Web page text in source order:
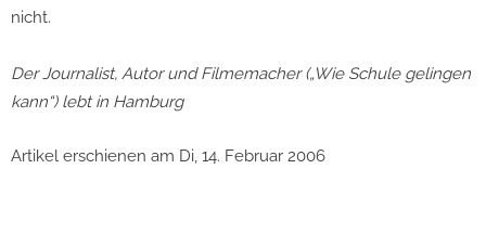
nicht.
Der Journalist, Autor und Filmemacher („Wie Schule gelingen
kann“) lebt in Hamburg
Artikel erschienen am Di, 14. Februar 2006